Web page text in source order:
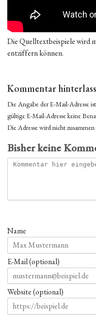
Die Quelltextbeispiele wird
entziffern können.
Kommentar
Die Angabe der E-Mail-Adresse
gültige E-Mail-Adresse keine
Die Adresse wird nicht
Bisher keine
Name
E-Mail (optional)
Website (optional)